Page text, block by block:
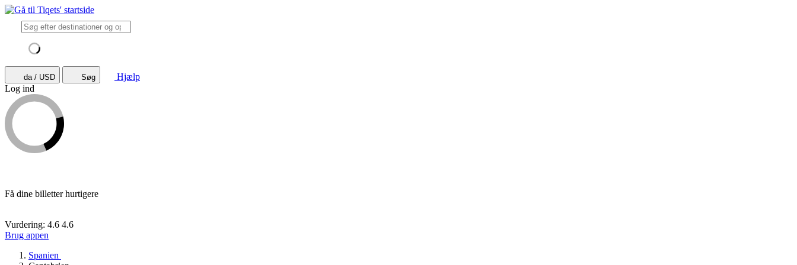
da / USD Søg
Hjælp
Log ind
Få dine billetter hurtigere
Vurdering: 4.6 4.6
Brug appen
Spanien